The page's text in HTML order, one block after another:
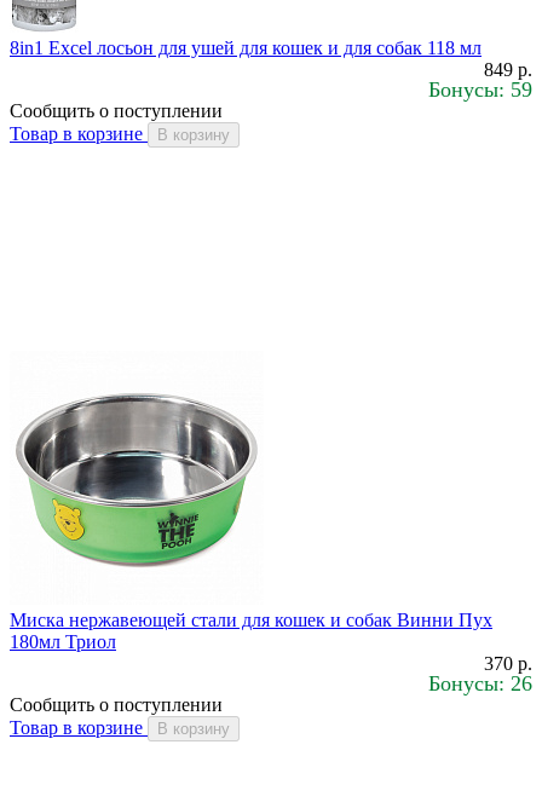
8in1 Excel лосьон для ушей для кошек и для собак 118 мл
849 р.
Бонусы: 59
Сообщить о поступлении
Товар в корзине
В корзину
Миска нержавеющей стали для кошек и собак Винни Пух
180мл Триол
370 р.
Бонусы: 26
Сообщить о поступлении
Товар в корзине
В корзину